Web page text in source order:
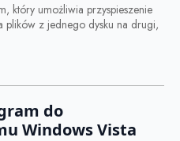
który umożliwia przyspieszenie
plików z jednego dysku na drugi,
do
Windows Vista